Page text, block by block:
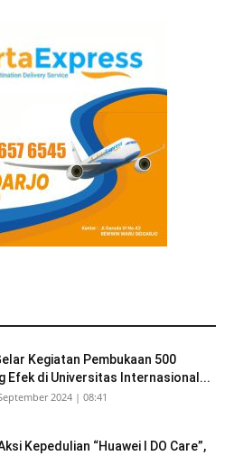
Kegiatan Pembukaan 500
Efek di Universitas Internasional...
2024 | 08:41
Kepedulian “Huawei I DO Care”,